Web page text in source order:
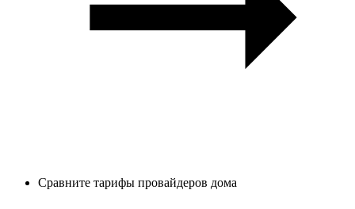
Сравните тарифы провайдеров дома